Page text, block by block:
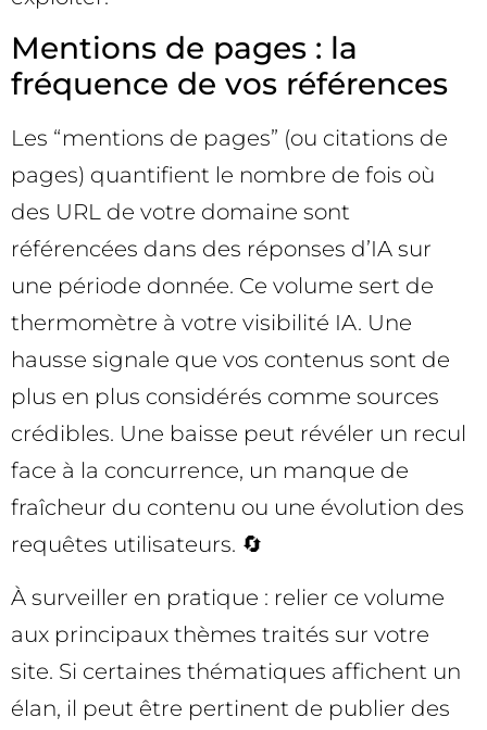
Mentions de pages : la
fréquence de vos références
Les “mentions de pages” (ou citations de
pages) quantifient le nombre de fois où
des URL de votre domaine sont
référencées dans des réponses d’IA sur
une période donnée. Ce volume sert de
thermomètre à votre visibilité IA. Une
hausse signale que vos contenus sont de
plus en plus considérés comme sources
crédibles. Une baisse peut révéler un recul
face à la concurrence, un manque de
fraîcheur du contenu ou une évolution des
requêtes utilisateurs. 🔄
À surveiller en pratique : relier ce volume
aux principaux thèmes traités sur votre
site. Si certaines thématiques affichent un
élan, il peut être pertinent de publier des